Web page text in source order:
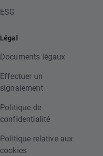
ESG
Légal
Documents légaux
Effectuer un
signalement
Politique de
confidentialité
Politique relative aux
cookies